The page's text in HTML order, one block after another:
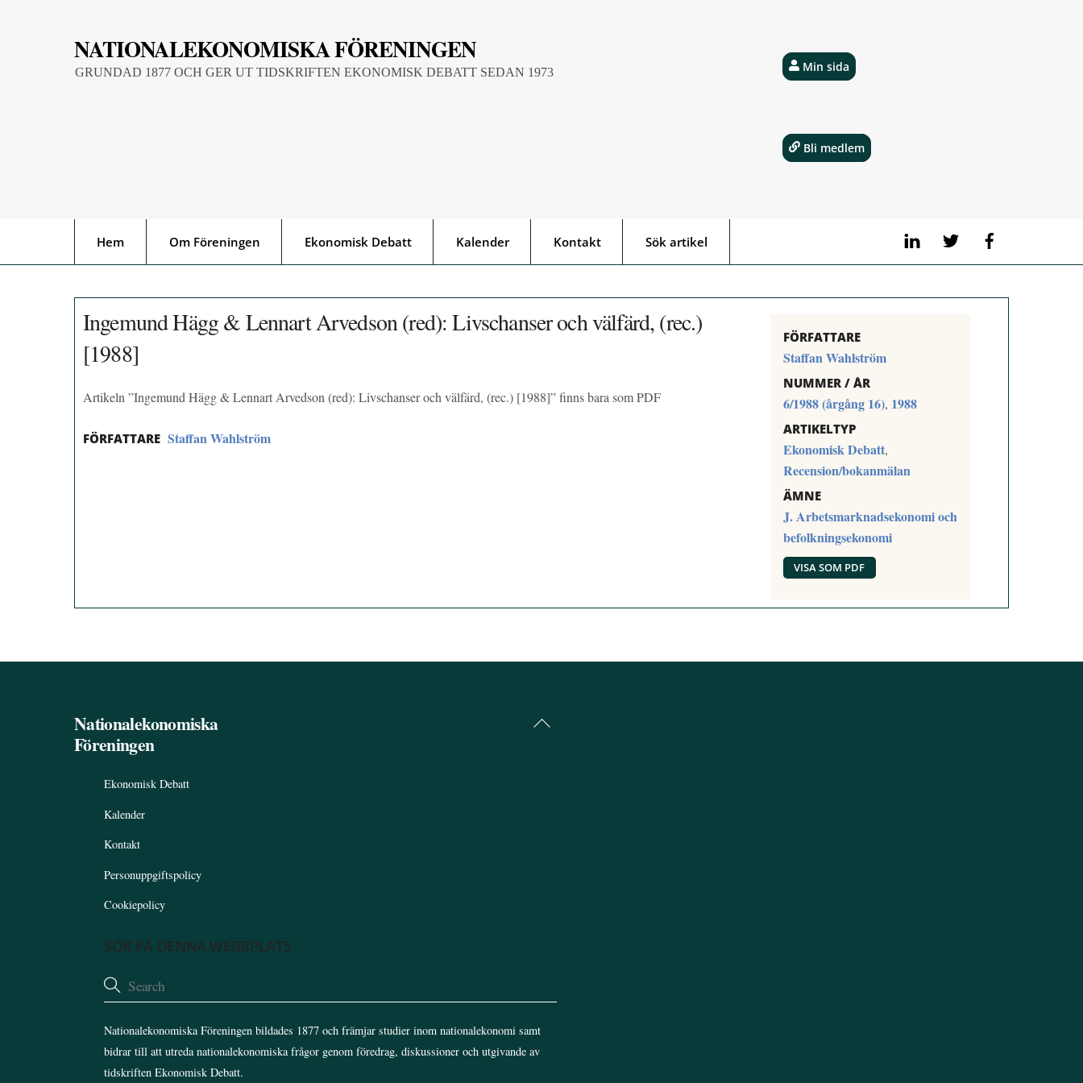
NATIONALEKONOMISKA FÖRENINGEN
GRUNDAD 1877 OCH GER UT TIDSKRIFTEN EKONOMISK DEBATT SEDAN 1973
LinkedIn Twitter
Hem Om Föreningen Ekonomisk Debatt Kalender Kontakt Sök artikel
Min sida
Bli medlem
Ingemund Hägg & Lennart Arvedson (red): Livschanser och välfärd, (rec.)
[1988]
Artikeln ”Ingemund Hägg & Lennart Arvedson (red): Livschanser och välfärd, (rec.) [1988]” finns bara som PDF
FÖRFATTARE Staffan Wahlström
FÖRFATTARE
Staffan Wahlström
NUMMER / ÅR
6/1988 (årgång 16), 1988
ARTIKELTYP
Ekonomisk Debatt,
Recension/bokanmälan
ÄMNE
J. Arbetsmarknadsekonomi och
befolkningsekonomi
VISA SOM PDF
Back
Nationalekonomiska
Föreningen
Ekonomisk Debatt
Kalender
Kontakt
Personuppgiftspolicy
Cookiepolicy
SÖK PÅ DENNA WEBBPLATS
Nationalekonomiska Föreningen bildades 1877 och främjar studier inom nationalekonomi samt
bidrar till att utreda nationalekonomiska frågor genom föredrag, diskussioner och utgivande av
tidskriften Ekonomisk Debatt.